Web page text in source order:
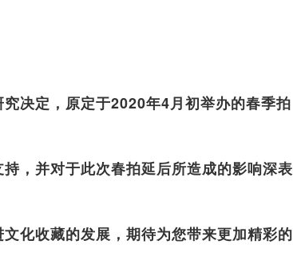
决定，原定于2020年4月初举办的春季拍
，并对于此次春拍延后所造成的影响深表
化收藏的发展，期待为您带来更加精彩的